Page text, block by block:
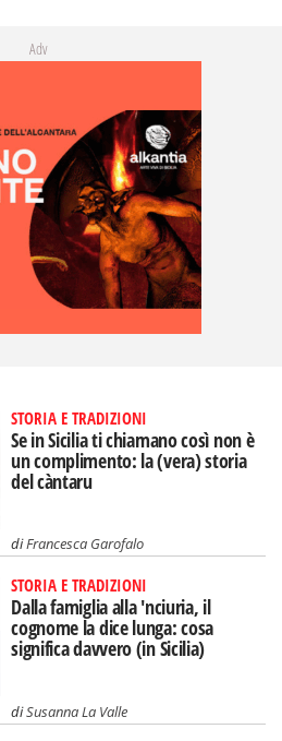
Adv
STORIA E TRADIZIONI
Se in Sicilia ti chiamano così non è
un complimento: la (vera) storia
del càntaru
diFrancesca Garofalo
STORIA E TRADIZIONI
Dalla famiglia alla 'nciuria, il
cognome la dice lunga: cosa
significa davvero (in Sicilia)
diSusanna La Valle